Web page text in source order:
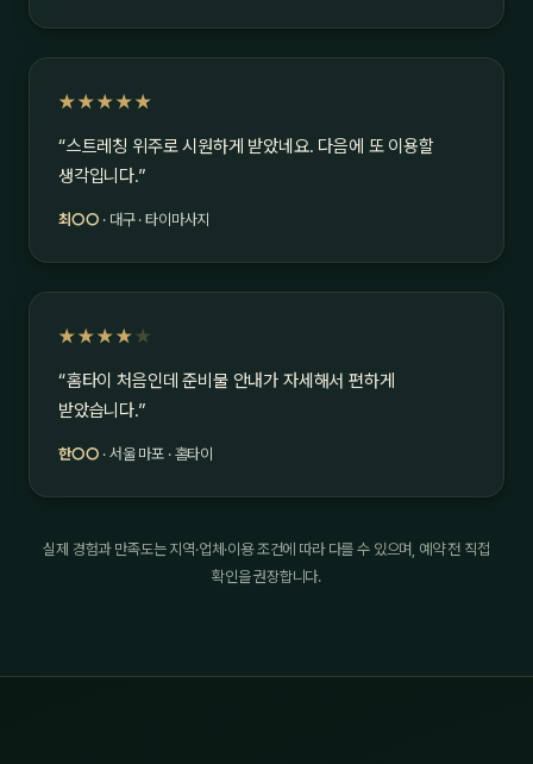
★★★★★
“스트레칭 위주로 시원하게 받았네요. 다음에 또 이용할
생각입니다.”
최○○ · 대구 · 타이마사지
★★★★ ★
“홈타이 처음인데 준비물 안내가 자세해서 편하게
받았습니다.”
한○○ · 서울 마포 · 홈타이
실제 경험과 만족도는 지역·업체·이용 조건에 따라 다를 수 있으며, 예약 전 직접
확인을 권장합니다.